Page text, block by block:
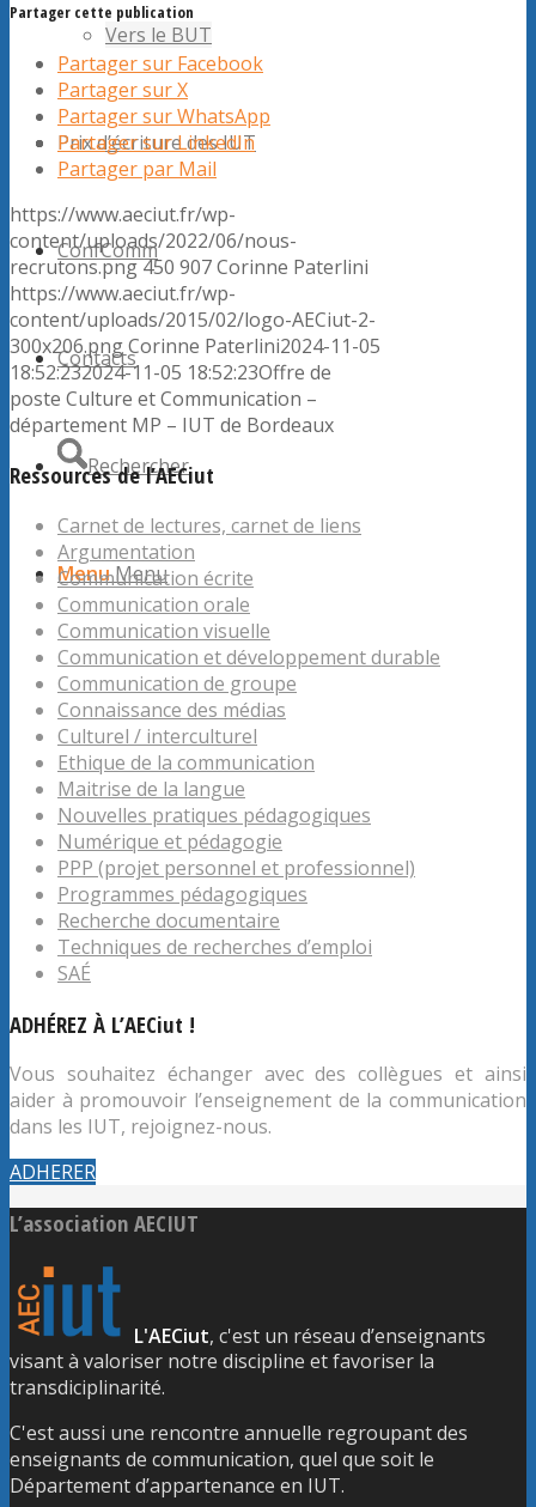
Vers le BUT
Prix d’écriture des IUT
ConfComm
Contacts
Rechercher
Menu Menu
Partager cette publication
Partager sur Facebook
Partager sur X
Partager sur WhatsApp
Partager sur LinkedIn
Partager par Mail
https://www.aeciut.fr/wp-
content/uploads/2022/06/nous-
recrutons.png450 907Corinne Paterlini
https://www.aeciut.fr/wp-
content/uploads/2015/02/logo-AECiut-2-
300x206.pngCorinne Paterlini2024-11-05
18:52:232024-11-05 18:52:23Offre de
poste Culture et Communication –
département MP – IUT de Bordeaux
Ressources de l’AECiut
Carnet de lectures, carnet de liens
Argumentation
Communication écrite
Communication orale
Communication visuelle
Communication et développement durable
Communication de groupe
Connaissance des médias
Culturel / interculturel
Ethique de la communication
Maitrise de la langue
Nouvelles pratiques pédagogiques
Numérique et pédagogie
PPP (projet personnel et professionnel)
Programmes pédagogiques
Recherche documentaire
Techniques de recherches d’emploi
SAÉ
ADHÉREZ À L’AECiut !
Vous souhaitez échanger avec des collègues et ainsi
aider à promouvoir l’enseignement de la communication
dans les IUT, rejoignez-nous.
ADHERER
L’association AECIUT
L'AECiut, c'est un réseau d’enseignants
visant à valoriser notre discipline et favoriser la
transdiciplinarité.
C'est aussi une rencontre annuelle regroupant des
enseignants de communication, quel que soit le
Département d’appartenance en IUT.